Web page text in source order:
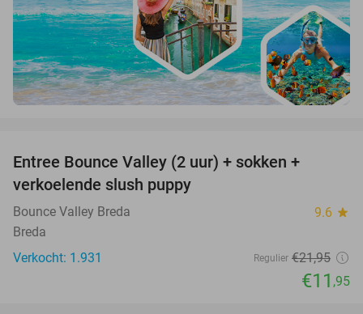
Entree Bounce Valley (2 uur) + sokken +
verkoelende slush puppy
Bounce Valley Breda 9.6 star
Breda
Verkocht: 1.931
Regulier €21,95
€11 ,95